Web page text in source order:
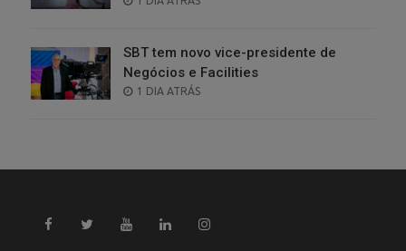
SBT tem novo vice-presidente de
Negócios e Facilities
POSTED
1 DIA ATRÁS